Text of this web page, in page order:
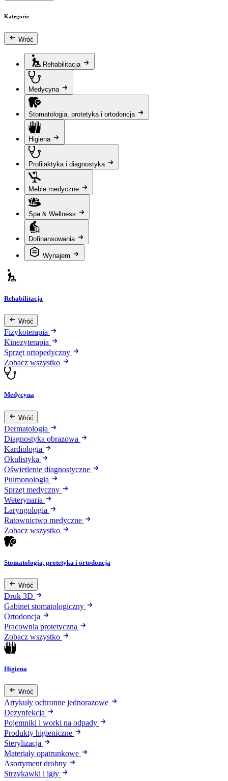
Kategorie
Wróć
Rehabilitacja
Medycyna
Stomatologia, protetyka i ortodoncja
Higiena
Profilaktyka i diagnostyka
Meble medyczne
Spa & Wellness
Dofinansowania
Wynajem
Rehabilitacja
Wróć
Fizykoterapia
Kinezyterapia
Sprzęt ortopedyczny
Zobacz wszystko
Medycyna
Wróć
Dermatologia
Diagnostyka obrazowa
Kardiologia
Okulistyka
Oświetlenie diagnostyczne
Pulmonologia
Sprzęt medyczny
Weterynaria
Laryngologia
Ratownictwo medyczne
Zobacz wszystko
Stomatologia, protetyka i ortodoncja
Wróć
Druk 3D
Gabinet stomatologiczny
Ortodoncja
Pracownia protetyczna
Zobacz wszystko
Higiena
Wróć
Artykuły ochronne jednorazowe
Dezynfekcja
Pojemniki i worki na odpady
Produkty higieniczne
Sterylizacja
Materiały opatrunkowe
Asortyment drobny
Strzykawki i igły